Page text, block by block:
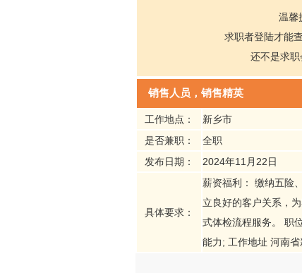
温馨
求职者登陆才能
还不是求
销售人员，销售精英
工作地点： 新乡市
是否兼职：
全职
发布日期：
2024年11月22日
具体要求：
薪资福利： 缴纳五险
立良好的客户关系，
式体检流程服务。 职
能力; 工作地址 河南